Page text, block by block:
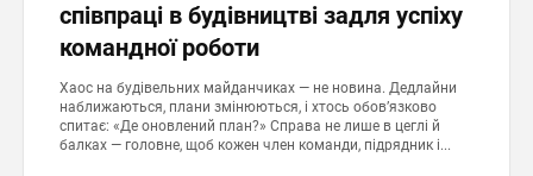
співпраці в будівництві задля успіху
командної роботи
Хаос на будівельних майданчиках — не новина. Дедлайни
наближаються, плани змінюються, і хтось обов’язково
спитає: «Де оновлений план?» Справа не лише в цеглі й
балках — головне, щоб кожен член команди, підрядник і...